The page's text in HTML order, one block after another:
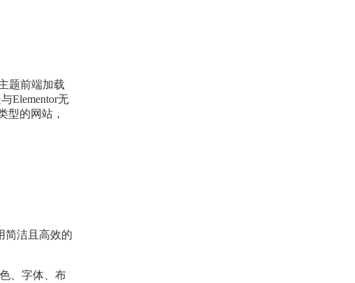
题前端加载
Elementor无
型的网站，
简洁且高效的
、字体、布